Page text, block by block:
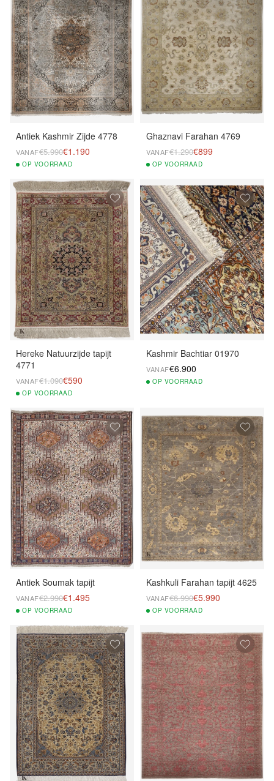
Antiek Kashmir Zijde 4778
VANAF€5.990€1.190
OP VOORRAAD
Ghaznavi Farahan 4769
VANAF€1.290€899
OP VOORRAAD
Hereke Natuurzijde tapijt
4771
VANAF€1.090€590
OP VOORRAAD
Kashmir Bachtiar 01970
VANAF€6.900
OP VOORRAAD
Antiek Soumak tapijt
VANAF€2.990€1.495
OP VOORRAAD
Kashkuli Farahan tapijt 4625
VANAF€6.990€5.990
OP VOORRAAD